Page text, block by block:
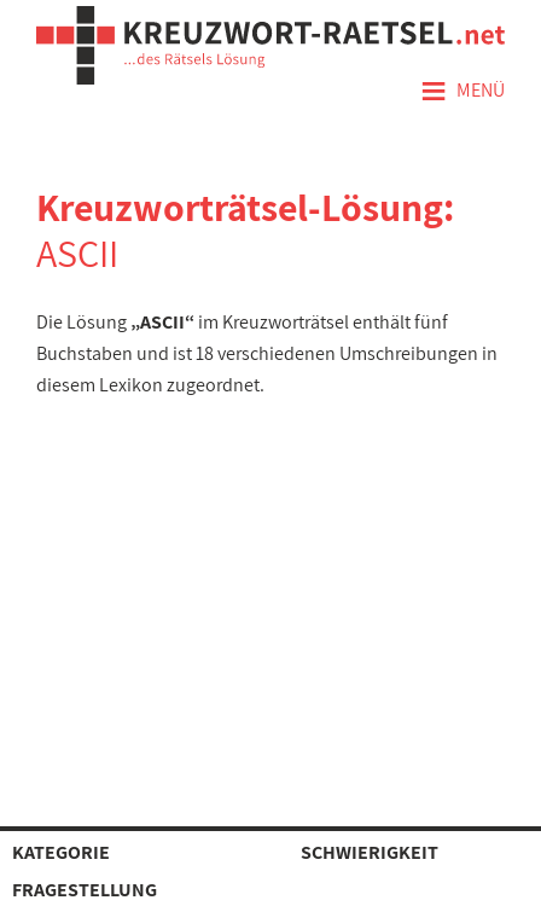
≡ MENÜ
Kreuzworträtsel-Lösung:
ASCII
Die Lösung„ASCII“ im Kreuzworträtsel enthält fünf
Buchstaben und ist 18 verschiedenen Umschreibungen in
diesem Lexikon zugeordnet.
KATEGORIE
SCHWIERIGKEIT
FRAGESTELLUNG